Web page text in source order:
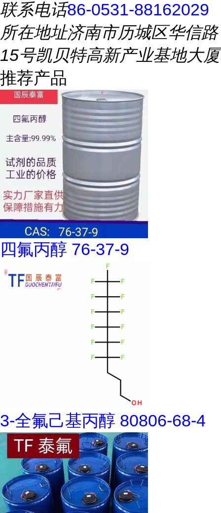
联系电话86-0531-88162029
所在地址济南市历城区华信路
15号凯贝特高新产业基地大厦
推荐产品
四氟丙醇 76-37-9
3-全氟己基丙醇 80806-68-4